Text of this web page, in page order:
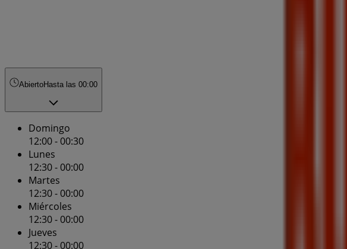
AbiertoHasta las 00:00
Domingo
12:00 - 00:30
Lunes
12:30 - 00:00
Martes
12:30 - 00:00
Miércoles
12:30 - 00:00
Jueves
12:30 - 00:00